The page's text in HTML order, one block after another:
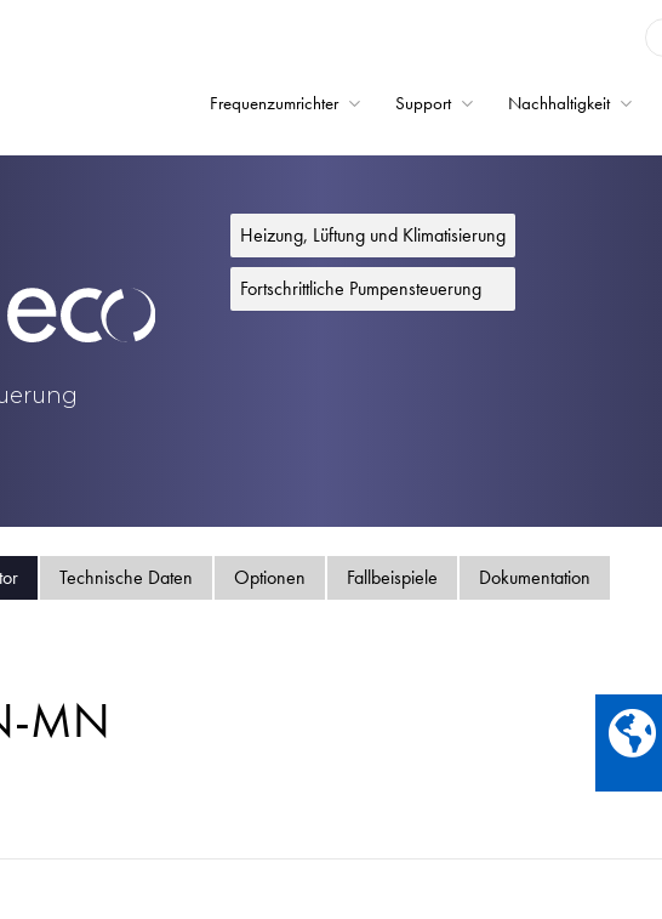
Frequenzumrichter Support Nachhaltigkeit
Heizung, Lüftung und Klimatisierung
Fortschrittliche Pumpensteuerung
Technische Daten Optionen Fallbeispiele Dokumentation
MN
Frequenzumrichter
Support
Nachhaltigkeit
Datenschutzrichtlinie
Sitemap